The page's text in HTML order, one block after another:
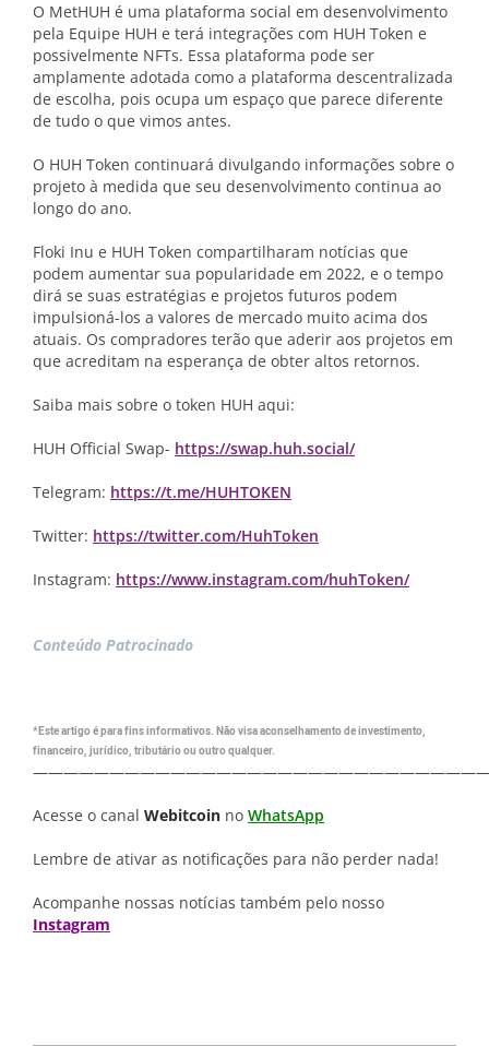
O MetHUH é uma plataforma social em desenvolvimento
pela Equipe HUH e terá integrações com HUH Token e
possivelmente NFTs. Essa plataforma pode ser
amplamente adotada como a plataforma descentralizada
de escolha, pois ocupa um espaço que parece diferente
de tudo o que vimos antes.
O HUH Token continuará divulgando informações sobre o
projeto à medida que seu desenvolvimento continua ao
longo do ano.
Floki Inu e HUH Token compartilharam notícias que
podem aumentar sua popularidade em 2022, e o tempo
dirá se suas estratégias e projetos futuros podem
impulsioná-los a valores de mercado muito acima dos
atuais. Os compradores terão que aderir aos projetos em
que acreditam na esperança de obter altos retornos.
Saiba mais sobre o token HUH aqui:
HUH Official Swap- https://swap.huh.social/
Telegram: https://t.me/HUHTOKEN
Twitter: https://twitter.com/HuhToken
Instagram: https://www.instagram.com/huhToken/
Conteúdo Patrocinado
*Este artigo é para fins informativos. Não visa aconselhamento de investimento,
financeiro, jurídico, tributário ou outro qualquer.
Acesse o canal Webitcoin no WhatsApp
Lembre de ativar as notificações para não perder nada!
Acompanhe nossas notícias também pelo nosso
Instagram